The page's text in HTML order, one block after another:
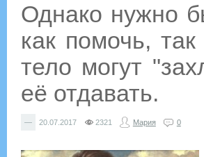
Однако нужно
как помочь,
тело могут
её отдавать.
— 20.07.2017 2321 Мария 0